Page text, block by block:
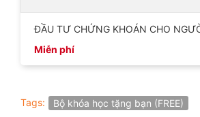
ĐẦU TƯ CHỨNG KHOÁN CHO
Miễn phí
Tags: Bộ khóa học tặng bạn (FREE)